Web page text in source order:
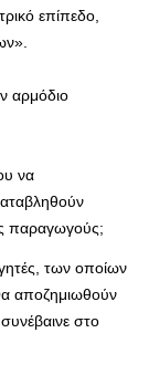
επίπεδο,
αρμόδιο
να
παραγωγούς;
των οποίων
αποζημιωθούν
στο